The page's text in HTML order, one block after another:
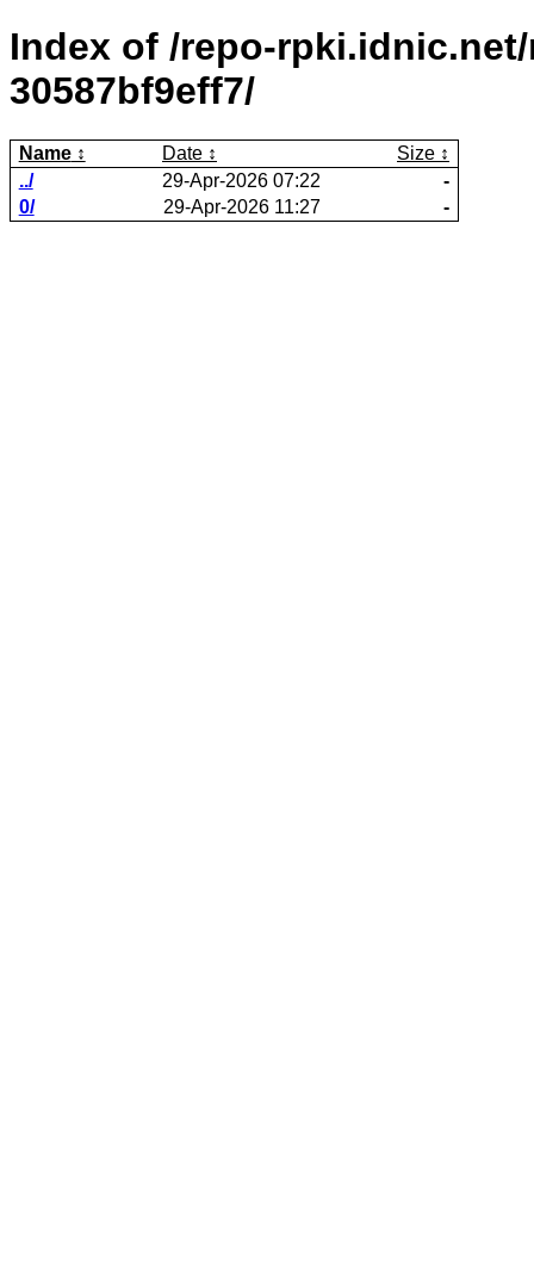
Index of /repo-rpki.idnic.net/
30587bf9eff7/
Name Date
Size
../
29-Apr-2026 07:22
-
0/
29-Apr-2026 11:27 -